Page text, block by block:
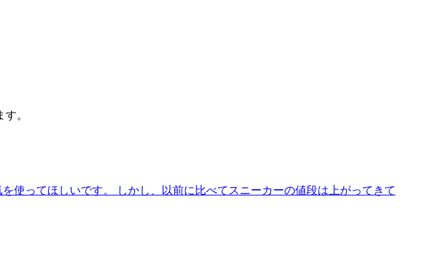
。
使ってほしいです。 しかし、以前に比べてスニーカーの値段は上がってきて